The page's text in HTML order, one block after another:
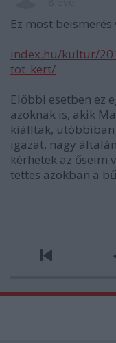
Ez most
index.hu/kultur/
tot_kert/
Előbbi esetben ez
azoknak is, akik
kiálltak,
igazat, nagy
kérhetek az őseim
tettes azokban a